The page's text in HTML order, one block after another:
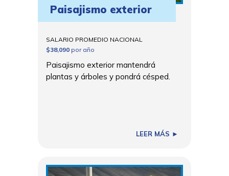
Paisajismo exterior
SALARIO PROMEDIO NACIONAL
$38,090 por año
Paisajismo exterior mantendrá
plantas y árboles y pondrá césped.
LEER MÁS ►